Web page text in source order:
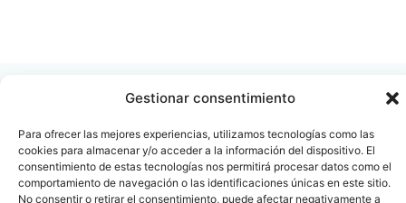
Gestionar consentimiento
Para ofrecer las mejores experiencias, utilizamos tecnologías como las
cookies para almacenar y/o acceder a la información del dispositivo. El
consentimiento de estas tecnologías nos permitirá procesar datos como el
comportamiento de navegación o las identificaciones únicas en este sitio.
No consentir o retirar el consentimiento, puede afectar negativamente a
Contacto
info@fenin.es
Oficina Barcelona
Travesera de Gracia, 56 -